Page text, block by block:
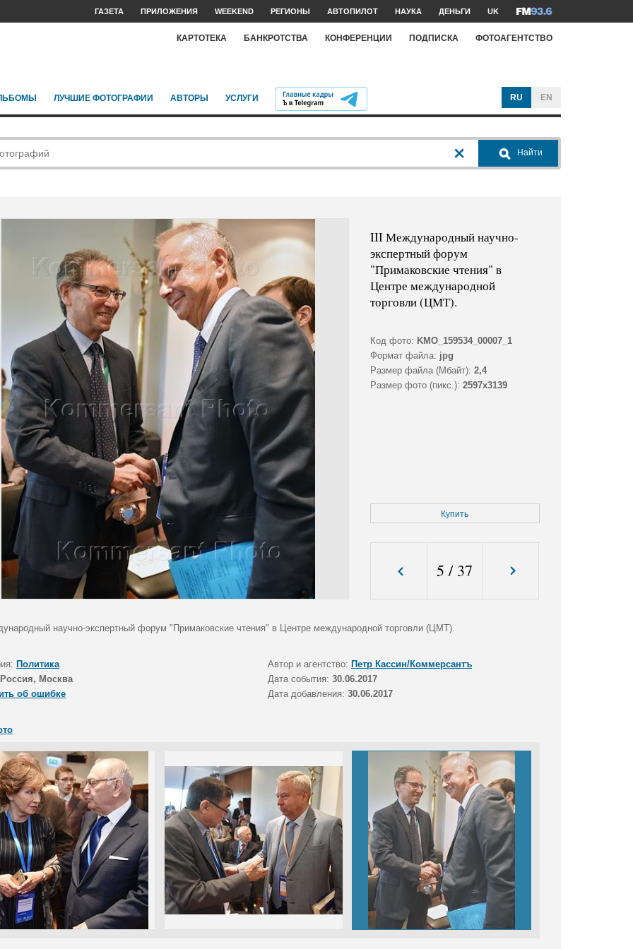
ГАЗЕТА ПРИЛОЖЕНИЯ WEEKEND РЕГИОНЫ АВТОПИЛОТ НАУКА ДЕНЬГИ UK
КАРТОТЕКА БАНКРОТСТВА КОНФЕРЕНЦИИ ПОДПИСКА ФОТОАГЕНТСТВО
ЛУЧШИЕ ФОТОГРАФИИ АВТОРЫ УСЛУГИ RU EN
Найти
III Международный научно-
экспертный форум
"Примаковские чтения" в
Центре международной
торговли (ЦМТ).
Код фото: KMO_159534_00007_1
Формат файла: jpg
Размер файла (Мбайт): 2,4
Размер фото (пикс.): 2597x3139
Купить
5 / 37
научно-экспертный форум "Примаковские чтения" в Центре международной торговли (ЦМТ).
Политика Автор и агентство: Петр Кассин/Коммерсантъ
Россия, Москва Дата события: 30.06.2017
об ошибке
Дата добавления: 30.06.2017